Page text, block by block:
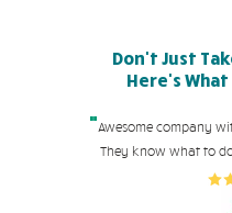
Don't Just
Here's
"Awesome company
They know what to